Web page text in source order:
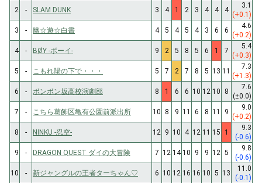
2
- SLAM DUNK 3 4 1 2 3 4 4 4
3.1
(+0.1)
3
- 幽☆遊☆白書 4 5 4 5 4 3 6 6
4.6
(+0.2)
4
- BØY -ボーイ- 9 2 5 8 5 6 1 7
5.4
(+0.3)
5
- こもれ陽の下で・・・ 5 7 2 7 8 5 13 11
7.3
(+1.3)
6
- ボンボン坂高校演劇部 8 1 6 6 10 12 10 8
7.6
(±0.0)
7
- こちら葛飾区亀有公園前派出所 10 8 9 11 6 8 11 9
9.0
(+0.2)
8
- NINKU -忍空- 12 9 10 4 12 11 15 1
9.3
(-0.6)
9
- DRAGON QUEST ダイの大冒険 7 12 14 10 9 9 12 5
9.8
(-0.6)
10
- 新ジャングルの王者ターちゃん♡ 6 10 12 16 16 10 5 13
11.0
(-0.1)